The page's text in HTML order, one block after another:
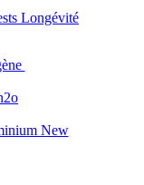
Longévité
New